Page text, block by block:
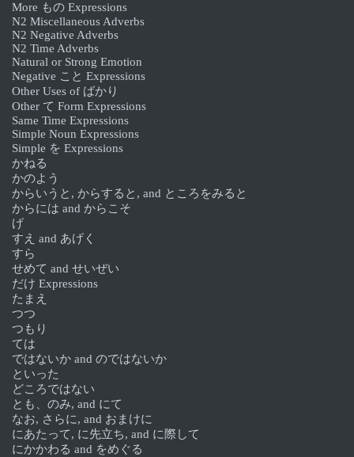
More もの Expressions
N2 Miscellaneous Adverbs
N2 Negative Adverbs
N2 Time Adverbs
Natural or Strong Emotion
Negative こと Expressions
Other Uses of ばかり
Other て Form Expressions
Same Time Expressions
Simple Noun Expressions
Simple を Expressions
かねる
かのよう
からいうと, からすると, and ところをみると
からには and からこそ
げ
すえ and あげく
すら
せめて and せいぜい
だけ Expressions
たまえ
つつ
つもり
ては
ではないか and のではないか
といった
どころではない
とも、のみ, and にて
なお, さらに, and おまけに
にあたって, に先立ち, and に際して
にかかわる and をめぐる